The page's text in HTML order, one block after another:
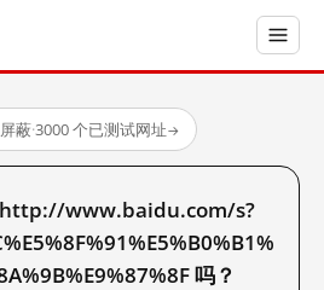
蔽·3000 个已测试网址→
http://www.baidu.com/s?
吗？